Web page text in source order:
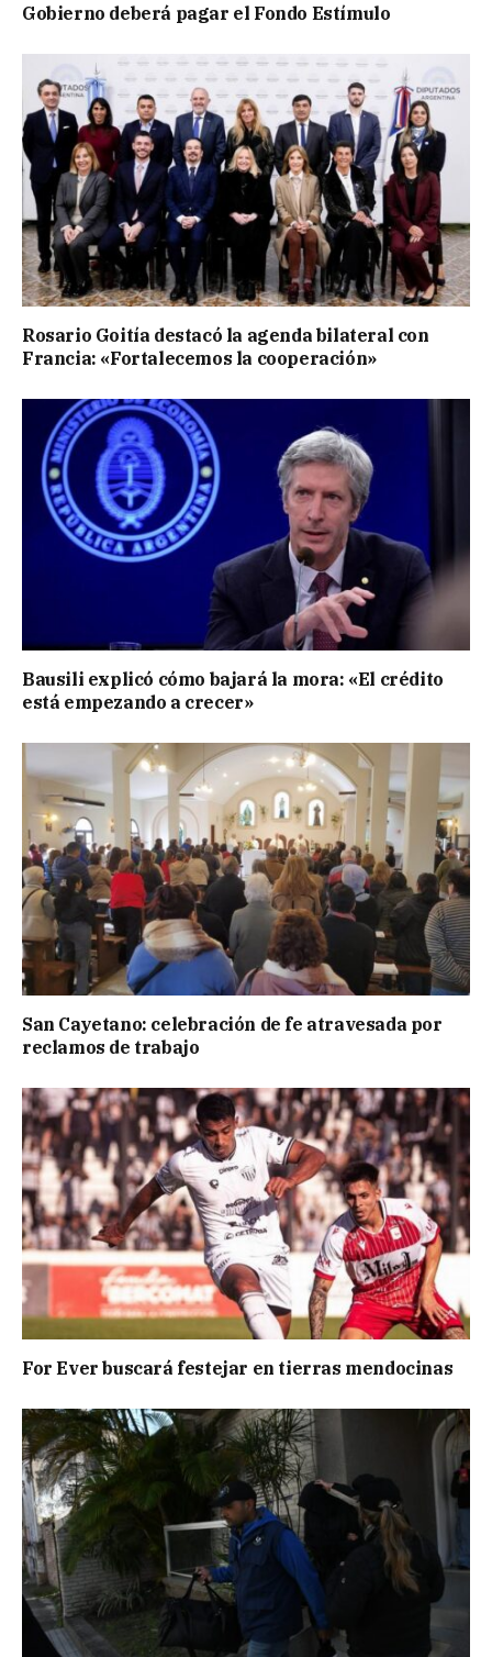
Gobierno deberá pagar el Fondo Estímulo
Rosario Goitía destacó la agenda bilateral con
Francia: «Fortalecemos la cooperación»
Bausili explicó cómo bajará la mora: «El crédito
está empezando a crecer»
San Cayetano: celebración de fe atravesada por
reclamos de trabajo
For Ever buscará festejar en tierras mendocinas